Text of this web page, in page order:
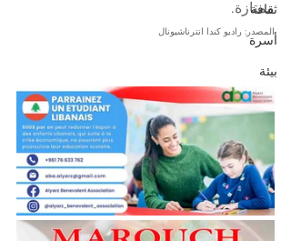
ثقافة
أسرة
بيئة
ممتازة.
المصدر: راديو كندا انترناشيونال